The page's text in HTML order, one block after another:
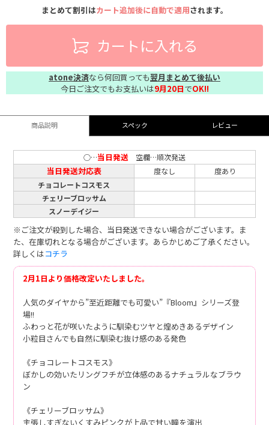
まとめて割引はカート追加後に自動で適用されます。
カートに入れる
atone決済なら何回買っても翌月まとめて後払い
今日ご注文でもお支払いは9月20日でOK!!
商品説明 スペック レビュー
○…当日発送 空欄…順次発送
当日発送対応表 度なし
度あり
チョコレートコスモス
チェリーブロッサム
スノーデイジー
※ご注文が殺到した場合、当日発送できない場合がございます。ま
た、在庫切れとなる場合がございます。あらかじめご了承ください。
詳しくはコチラ
2月1日より価格改定いたしました。
人気のダイヤから”至近距離でも可愛い”『Bloom』シリーズ登
場!!
ふわっと花が咲いたように馴染むツヤと煌めきあるデザイン
小粒目さんでも自然に馴染む抜け感のある発色
《チョコレートコスモス》
ぼかしの効いたリングフチが立体感のあるナチュラルなブラウ
ン
《チェリーブロッサム》
主張しすぎないくすみピンクが上品で甘い瞳を演出